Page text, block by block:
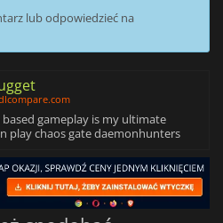
lub odpowiedzieć na
gameplay is my ultimate
play chaos gate daemonhunters